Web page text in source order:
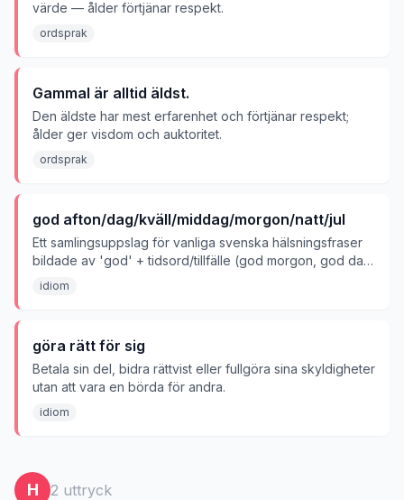
värde — ålder förtjänar respekt.
ordsprak
Gammal är alltid äldst.
Den äldste har mest erfarenhet och förtjänar respekt;
ålder ger visdom och auktoritet.
ordsprak
god afton/dag/kväll/middag/morgon/natt/jul
Ett samlingsuppslag för vanliga svenska hälsningsfraser
bildade av 'god' + tidsord/tillfälle (god morgon, god dag,
god kväll, god natt, god jul m.fl.) — bokstavliga
idiom
göra rätt för sig
Betala sin del, bidra rättvist eller fullgöra sina skyldigheter
utan att vara en börda för andra.
idiom
H 2 uttryck